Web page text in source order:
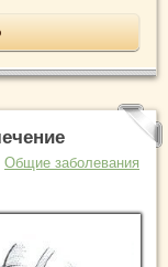
Общие заболевания